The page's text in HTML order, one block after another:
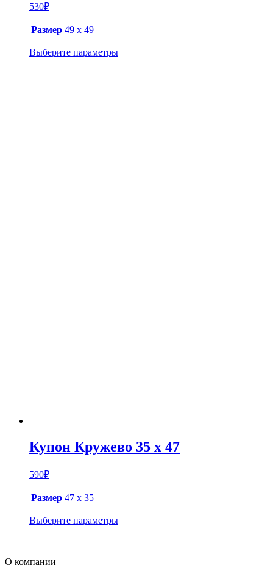
530₽
Размер 49 х 49
Выберите параметры
Купон Кружево 35 х 47
590₽
Размер 47 х 35
Выберите параметры
О компании